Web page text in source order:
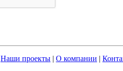
Наши проекты | О компании |